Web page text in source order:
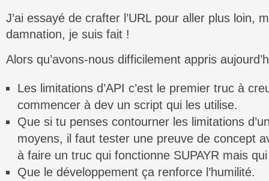
J’ai essayé de crafter l’URL pour aller plus loin,
damnation, je suis fait !
Alors qu’avons-nous difficilement appris
Les limitations d’API c’est le premier truc à
commencer à dev un script qui les utilise.
Que si tu penses contourner les limitations
moyens, il faut tester une preuve de concept
à faire un truc qui fonctionne SUPAYR mais
Que le développement ça renforce l’humilité.